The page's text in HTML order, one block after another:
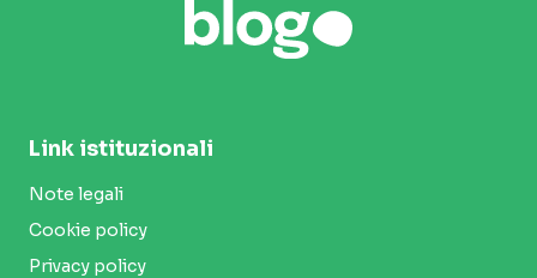
Link istituzionali
Note legali
Cookie policy
Privacy policy